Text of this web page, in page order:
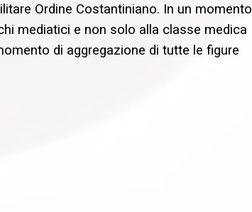
Ordine Costantiniano. In un momento
mediatici e non solo alla classe medica
di aggregazione di tutte le figure